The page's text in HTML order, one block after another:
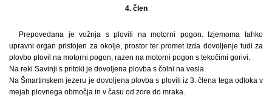
4. člen
Prepovedana je vožnja s plovili na motorni pogon. Izjemoma lahko
upravni organ pristojen za okolje, prostor ter promet izda dovoljenje tudi za
plovbo plovil na motorni pogon, razen na motorni pogon s tekočimi gorivi.
Na reki Savinji s pritoki je dovoljena plovba s čolni na vesla.
Na Šmartinskem jezeru je dovoljena plovba s plovili iz 3. člena tega odloka v
mejah plovnega območja in v času od zore do mraka.